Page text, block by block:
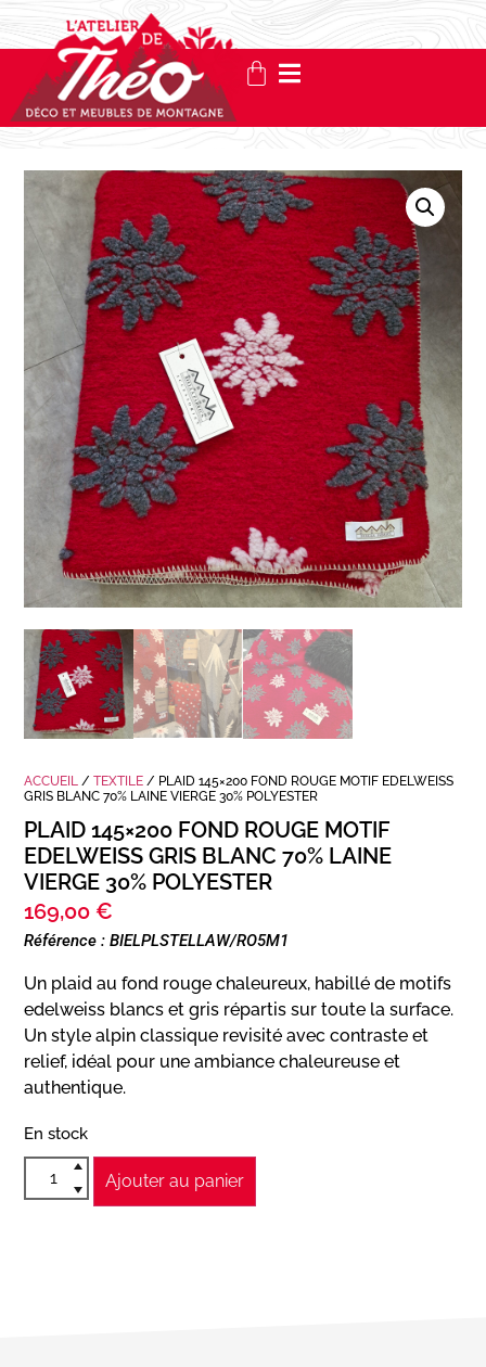
ACCUEIL /TEXTILE / PLAID 145×200 FOND ROUGE MOTIF EDELWEISS
GRIS BLANC 70% LAINE VIERGE 30% POLYESTER
PLAID 145×200 FOND ROUGE MOTIF
EDELWEISS GRIS BLANC 70% LAINE
VIERGE 30% POLYESTER
169,00 €
Référence : BIELPLSTELLAW/RO5M1
Un plaid au fond rouge chaleureux, habillé de motifs
edelweiss blancs et gris répartis sur toute la surface.
Un style alpin classique revisité avec contraste et
relief, idéal pour une ambiance chaleureuse et
authentique.
En stock
Ajouter au panier